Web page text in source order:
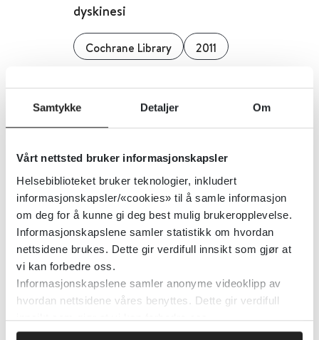
Samtykke Detaljer Om
Vårt nettsted bruker informasjonskapsler
Helsebiblioteket bruker teknologier, inkludert
informasjonskapsler/«cookies» til å samle informasjon
om deg for å kunne gi deg best mulig brukeropplevelse.
Informasjonskapslene samler statistikk om hvordan
nettsidene brukes. Dette gir verdifull innsikt som gjør at
vi kan forbedre oss.
Informasjonskapslene samler anonyme videoklipp av
hvordan nettsidene våres benyttes. Dette gir verdifull
innsikt som gjør at vi kan forbedre oss.
dyskinesi
Cochrane Library 2011
Detaljer
DTPA) – blandekort for legemidler
til voksne
Oslo Universitetssykehus 2025
Detaljer
Kalkulator for å beregne
helseeffekter av fysisk aktivitet